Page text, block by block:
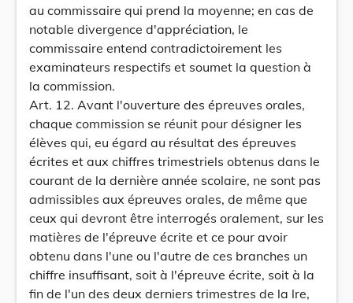
au commissaire qui prend la moyenne; en cas de
notable divergence d'appréciation, le
commissaire entend contradictoirement les
examinateurs respectifs et soumet la question à
la commission.
Art. 12. Avant l'ouverture des épreuves orales,
chaque commission se réunit pour désigner les
élèves qui, eu égard au résultat des épreuves
écrites et aux chiffres trimestriels obtenus dans le
courant de la dernière année scolaire, ne sont pas
admissibles aux épreuves orales, de même que
ceux qui devront être interrogés oralement, sur les
matières de l'épreuve écrite et ce pour avoir
obtenu dans l'une ou l'autre de ces branches un
chiffre insuffisant, soit à l'épreuve écrite, soit à la
fin de l'un des deux derniers trimestres de la lre,